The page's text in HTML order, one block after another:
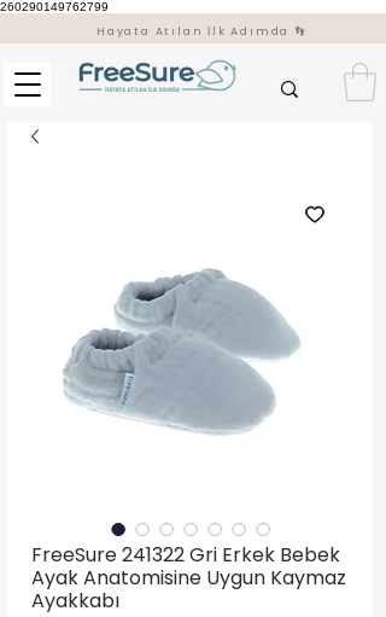
260290149762799
Hayata Atılan İlk Adımda 👣
FreeSure 241322 Gri Erkek Bebek
Ayak Anatomisine Uygun Kaymaz
Ayakkabı